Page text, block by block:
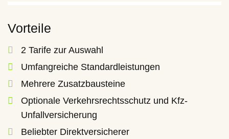
Vorteile
2 Tarife zur Auswahl
Umfangreiche Standardleistungen
Mehrere Zusatzbausteine
Optionale Verkehrsrechtsschutz und Kfz-
Unfallversicherung
Beliebter Direktversicherer